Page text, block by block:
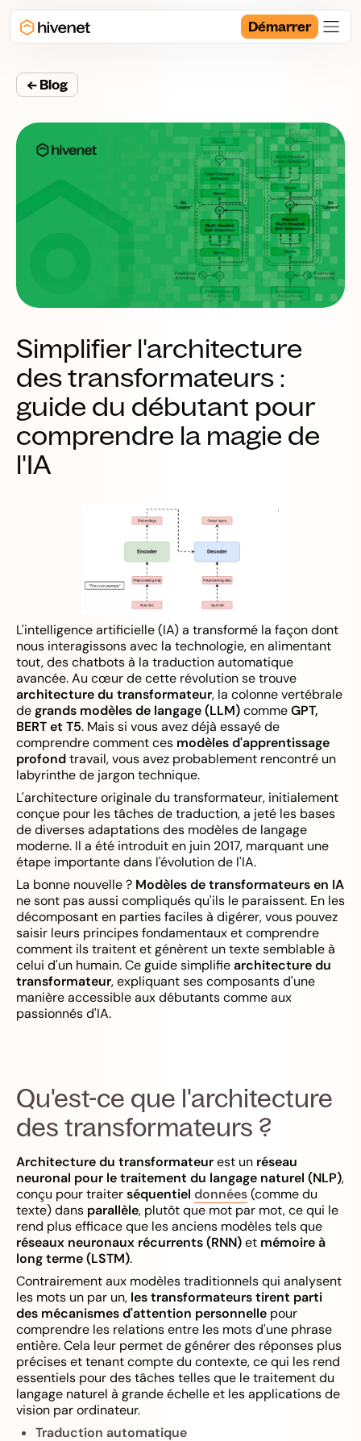
Démarrer
← Blog
Simplifier l'architecture
des transformateurs :
guide du débutant pour
comprendre la magie de
l'IA
L'intelligence artificielle (IA) a transformé la façon dont
nous interagissons avec la technologie, en alimentant
tout, des chatbots à la traduction automatique
avancée. Au cœur de cette révolution se trouve
architecture du transformateur, la colonne vertébrale
degrands modèles de langage (LLM)commeGPT,
BERT et T5. Mais si vous avez déjà essayé de
comprendre comment ces modèles d'apprentissage
profondtravail, vous avez probablement rencontré un
labyrinthe de jargon technique.
L'architecture originale du transformateur, initialement
conçue pour les tâches de traduction, a jeté les bases
de diverses adaptations des modèles de langage
moderne. Il a été introduit en juin 2017, marquant une
étape importante dans l'évolution de l'IA.
La bonne nouvelle ? Modèles de transformateurs en IA
ne sont pas aussi compliqués qu'ils le paraissent. En les
décomposant en parties faciles à digérer, vous pouvez
saisir leurs principes fondamentaux et comprendre
comment ils traitent et génèrent un texte semblable à
celui d'un humain. Ce guide simplifiearchitecture du
transformateur, expliquant ses composants d'une
manière accessible aux débutants comme aux
passionnés d'IA.
Qu'est-ce que l'architecture
des transformateurs ?
Architecture du transformateurest un réseau
neuronal pour le traitement du langage naturel (NLP),
conçu pour traiterséquentiel données(comme du
texte) dans parallèle, plutôt que mot par mot, ce qui le
rend plus efficace que les anciens modèles tels que
réseaux neuronaux récurrents (RNN)et mémoire à
long terme (LSTM).
Contrairement aux modèles traditionnels qui analysent
les mots un par un, les transformateurs tirent parti
des mécanismes d'attention personnelle pour
comprendre les relations entre les mots d'une phrase
entière. Cela leur permet de générer des réponses plus
précises et tenant compte du contexte, ce qui les rend
essentiels pour des tâches telles que le traitement du
langage naturel à grande échelle et les applications de
vision par ordinateur.
Traduction automatique